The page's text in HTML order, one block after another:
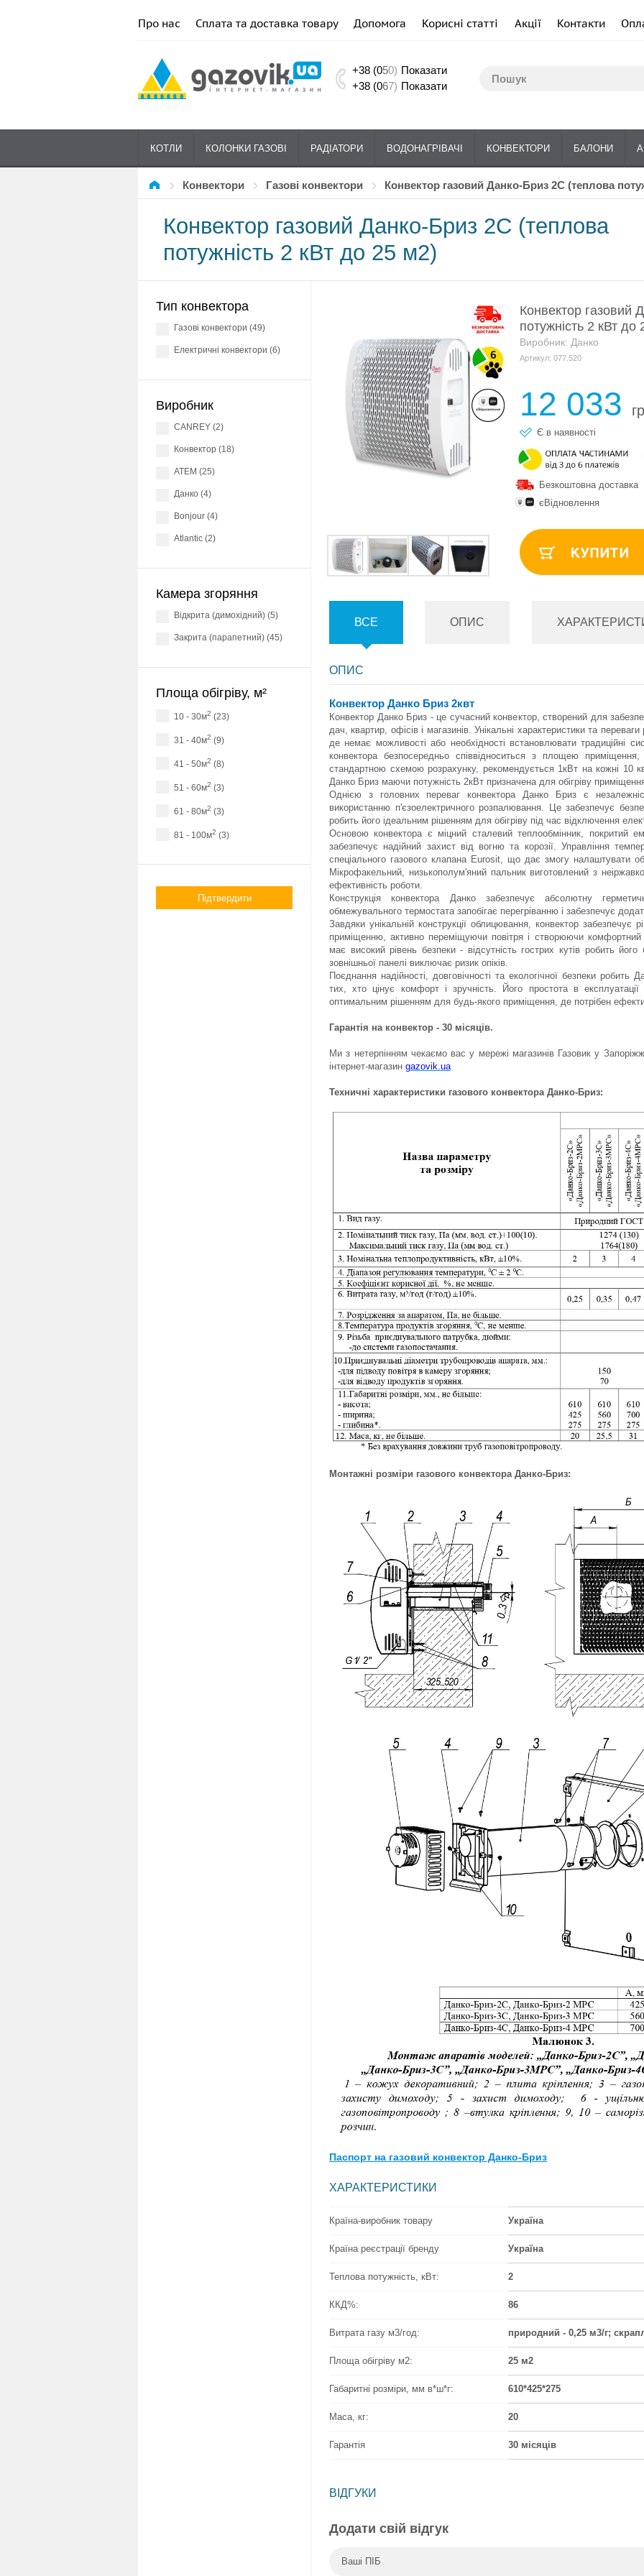
Про нас Сплата та доставка товару Допомога Корисні статті Акції Контакти
+38 (050) Показати
+38 (067) Показати
КОТЛИ КОЛОНКИ ГАЗОВІ РАДІАТОРИ ВОДОНАГРІВАЧІ КОНВЕКТОРИ БАЛОНИ
Конвектори Газові конвектори Конвектор газовий Данко-Бриз 2С (теплова
Конвектор газовий Данко-Бриз 2С (теплова
потужність 2 кВт до 25 м2)
Тип конвектора
Газові конвектори (49)
Електричні конвектори (6)
Виробник
CANREY (2)
конвектор (18)
АТЕМ (25)
Данко (4)
Bonjour (4)
Atlantic (2)
Камера згоряння
Відкрита (димохідний) (5)
Закрита (парапетний) (45)
Площа обігріву, м²
10 - 30м2 (23)
31 - 40м2 (9)
41 - 50м2 (8)
51 - 60м2 (3)
61 - 80м2 (3)
81 - 100м2 (3)
Підтвердити
Конвектор газовий
потужність 2 кВт до
Виробник: Данко
Артикул: 077.520
12 033
Є в наявності
Безкоштовна доставка
єВідновлення
ВСЕ ОПИС
ОПИС
Конвектор Данко Бриз 2квт
Конвектор Данко Бриз - це сучасний конвектор, створений для
дач, квартир, офісів і магазинів. Унікальні характеристики та
де немає можливості або необхідності встановлювати традиційні
конвектора безпосередньо співвідноситься з площею приміщення,
стандартною схемою розрахунку, рекомендується 1кВт на кожні 10
Данко Бриз маючи потужність 2кВт призначена для обігріву
Однією з головних переваг конвектора Данко Бриз є
використанню п'єзоелектричного розпалювання. Це забезпечує
робить його ідеальним рішенням для обігріву під час відключення
Основою конвектора є міцний сталевий теплообмінник, покритий
забезпечує надійний захист від вогню та корозії. Управління
спеціального газового клапана Eurosit, що дає змогу налаштувати
Мікрофакельний, низькополум'яний пальник виготовлений з
ефективність роботи.
Конструкція конвектора Данко забезпечує абсолютну
обмежувального термостата запобігає перегріванню і забезпечує
Завдяки унікальній конструкції облицювання, конвектор забезпечує
приміщенню, активно переміщуючи повітря і створюючи
має високий рівень безпеки - відсутність гострих кутів робить
зовнішньої панелі виключає ризик опіків.
Поєднання надійності, довговічності та екологічної безпеки
тих, хто цінує комфорт і зручність. Його простота в
оптимальним рішенням для будь-якого приміщення, де потрібен
Гарантія на конвектор - 30 місяців.
Ми з нетерпінням чекаємо вас у мережі магазинів Газовик у
інтернет-магазин gazovik.ua
Техничні характеристики газового конвектора Данко-Бриз:
Монтажні розміри газового конвектора Данко-Бриз:
Паспорт на газовий конвектор Данко-Бриз
ХАРАКТЕРИСТИКИ
Країна-виробник товару Україна
Країна реєстрації бренду Україна
Теплова потужність, кВт: 2
ККД%: 86
Витрата газу м3/год: природний - 0,25 м3/г;
Площа обігріву м2: 25 м2
Габаритні розміри, мм в*ш*г: 610*425*275
Маса, кг: 20
Гарантія 30 місяців
ВІДГУКИ
Додати свій відгук